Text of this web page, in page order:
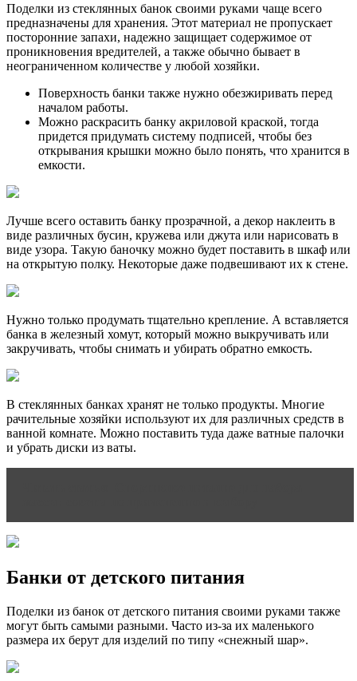
Поделки из стеклянных банок своими руками чаще всего
предназначены для хранения. Этот материал не пропускает
посторонние запахи, надежно защищает содержимое от
проникновения вредителей, а также обычно бывает в
неограниченном количестве у любой хозяйки.
Поверхность банки также нужно обезжиривать перед
началом работы.
Можно раскрасить банку акриловой краской, тогда
придется придумать систему подписей, чтобы без
открывания крышки можно было понять, что хранится в
емкости.
Лучше всего оставить банку прозрачной, а декор наклеить в
виде различных бусин, кружева или джута или нарисовать в
виде узора. Такую баночку можно будет поставить в шкаф или
на открытую полку. Некоторые даже подвешивают их к стене.
Нужно только продумать тщательно крепление. А вставляется
банка в железный хомут, который можно выкручивать или
закручивать, чтобы снимать и убирать обратно емкость.
В стеклянных банках хранят не только продукты. Многие
рачительные хозяйки используют их для различных средств в
ванной комнате. Можно поставить туда даже ватные палочки
и убрать диски из ваты.
Банки от детского питания
Поделки из банок от детского питания своими руками также
могут быть самыми разными. Часто из-за их маленького
размера их берут для изделий по типу «снежный шар».